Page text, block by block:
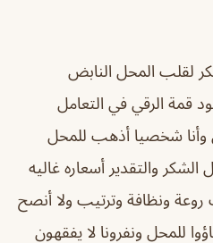
لقلب المحل النابض
قمة الرقي في التعامل
وأنا شخصيا أذهب للمحل
والتقدير أسعاره غاليه
روعة ونظافة وترتيب ولا أنصح
للمحل ونفرونا لا يفقهون